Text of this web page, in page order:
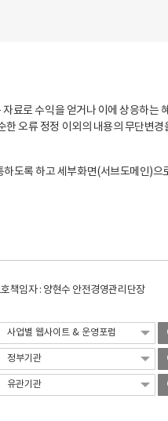
료로 수익을 얻거나 이에 상응하는
오류 정정 이외의 내용의 무단변
도록 하고 세부화면(서브도메인)으
책임자 : 양현수 안전경영관리단장